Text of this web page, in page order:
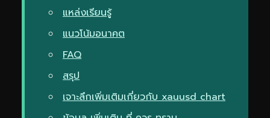
แหล่งเรียนรู้
แนวโน้มอนาคต
FAQ
สรุป
เจาะลึกเพิ่มเติมเกี่ยวกับ xauusd chart